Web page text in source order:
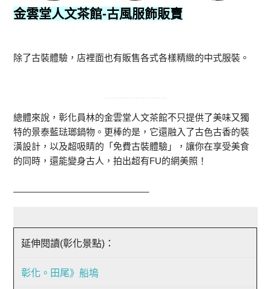
金雲堂人文茶館-古風服飾販賣
除了古裝體驗，店裡面也有販售各式各樣精緻的中式服裝。
總體來說，彰化員林的金雲堂人文茶館不只提供了美味又獨
特的景泰藍琺瑯鍋物。更棒的是，它還融入了古色古香的裝
潢設計，以及超吸睛的「免費古裝體驗」，讓你在享受美食
的同時，還能變身古人，拍出超有FU的網美照！
延伸閱讀(彰化景點)：
彰化。田尾》船塢